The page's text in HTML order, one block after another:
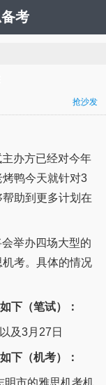
考
抢沙发
办方已经对今年
鸭今天就针对3
助到更多计划在
举办四场大型的
考。具体的情况
下（笔试）：
及3月27日
下（机考）：
明市的雅思机考机